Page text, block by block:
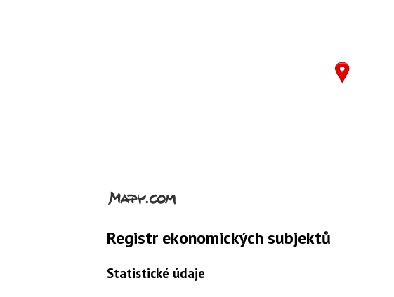
Registr ekonomických subjektů
Statistické údaje